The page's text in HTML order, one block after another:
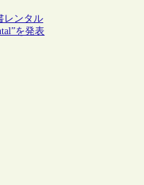
レンタル
を発表